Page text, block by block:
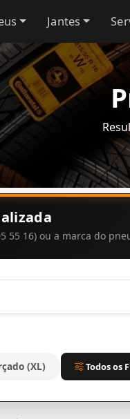
Jantes
55 16) ou a marca do
(XL) Todos os